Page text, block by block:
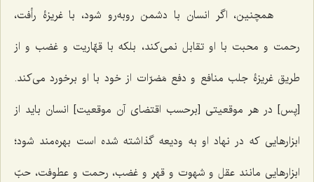
همچنین، اگر انسان با دشمن روبه‌رو شود، با غریزۀ رأفت،
رحمت و محبت با او تقابل نمی‌کند، بلکه با قهّاریت و غضب و از
طریق غریزۀ جلب منافع و دفع مَضرّات از خود با او برخورد می‌کند.
[پس] در هر موقعیتی [برحسب اقتضای آن موقعیت] انسان باید از
ابزارهایی که در نهاد او به ودیعه گذاشته شده است بهره‌مند شود؛
ابزارهایی مانند عقل و شهوت و قهر و غضب، رحمت و عطوفت، حبّ